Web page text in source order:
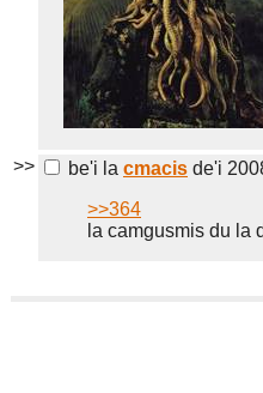
>> be'i la cmacis de'i
>>364
la camgusmis du la